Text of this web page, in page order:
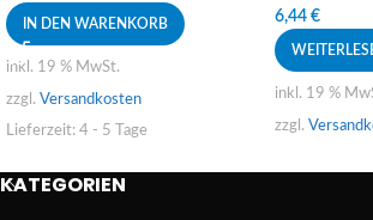
IN DEN WARENKORB
inkl. 19 % MwSt.
zzgl. Versandkosten
Lieferzeit: 4 - 5 Tage
6,44 €
inkl. 19 %
zzgl.
KATEGORIEN